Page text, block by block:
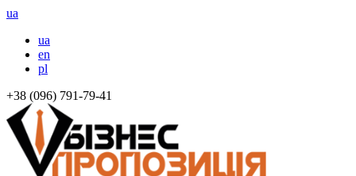
ua
ua
en
pl
+38 (096) 791-79-41